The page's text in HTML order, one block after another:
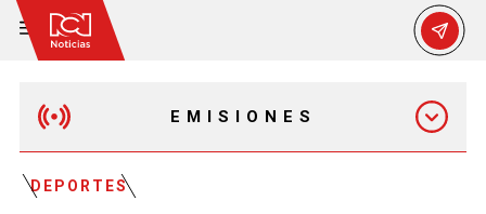
EMISIONES
DEPORTES